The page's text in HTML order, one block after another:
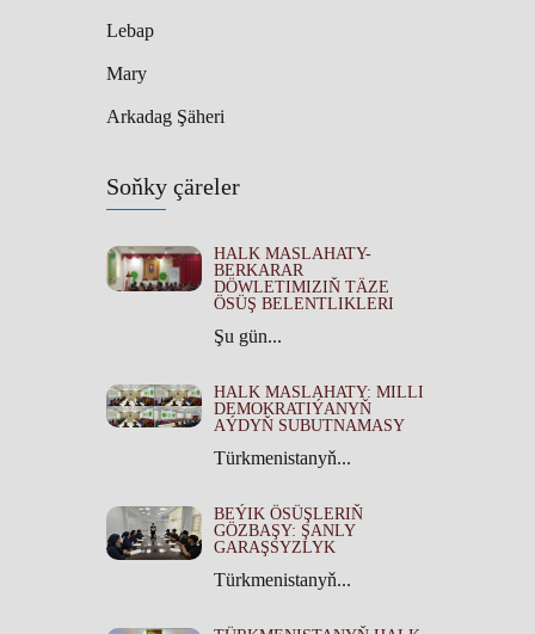
Lebap
Mary
Arkadag Şäheri
Soňky çäreler
HALK MASLAHATY-
BERKARAR
DÖWLETIMIZIŇ TÄZE
ÖSÜŞ BELENTLIKLERI
Şu gün...
HALK MASLAHATY: MILLI
DEMOKRATIÝANYŇ
AÝDYŇ SUBUTNAMASY
Türkmenistanyň...
BEÝIK ÖSÜŞLERIŇ
GÖZBAŞY: ŞANLY
GARAŞSYZLYK
Türkmenistanyň...